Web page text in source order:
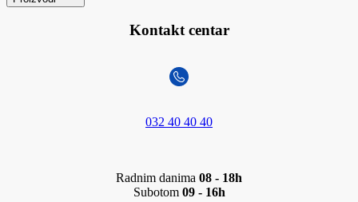
Kontakt centar
032 40 40 40
Radnim danima 08 - 18h
Subotom 09 - 16h